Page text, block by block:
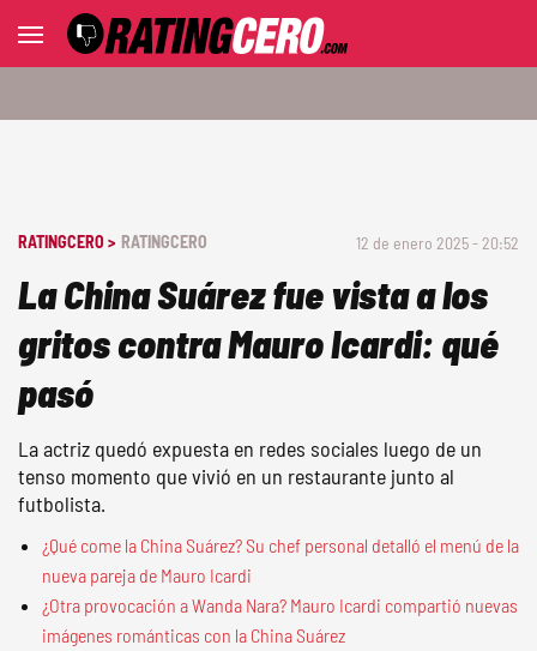
RATINGCERO > RATINGCERO 12 de enero 2025 - 20:52
La China Suárez fue vista a los
gritos contra Mauro Icardi: qué
pasó
La actriz quedó expuesta en redes sociales luego de un
tenso momento que vivió en un restaurante junto al
futbolista.
¿Qué come la China Suárez? Su chef personal detalló el menú de la
nueva pareja de Mauro Icardi
¿Otra provocación a Wanda Nara? Mauro Icardi compartió nuevas
imágenes románticas con la China Suárez